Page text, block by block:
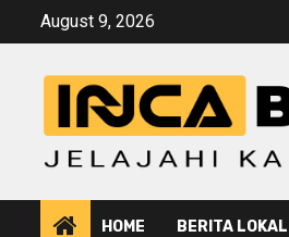
August 9, 2026
HOME BERITA LOKAL